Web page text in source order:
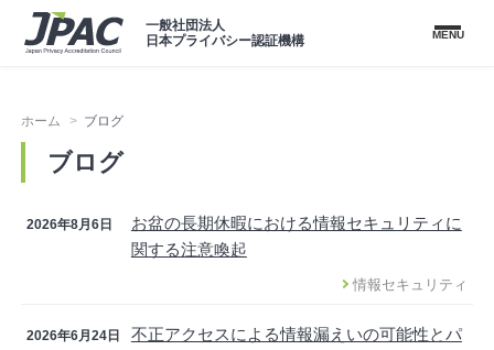
一般社団法人
日本プライバシー認証機構
MENU
ホーム ブログ
ブログ
2026年8月6日
お盆の長期休暇における情報セキュリティに
関する注意喚起
情報セキュリティ
2026年6月24日
不正アクセスによる情報漏えいの可能性とパ